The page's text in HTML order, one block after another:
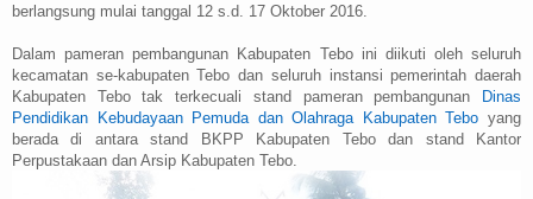
berlangsung mulai tanggal 12 s.d. 17 Oktober 2016.
Dalam pameran pembangunan Kabupaten Tebo ini diikuti oleh seluruh
kecamatan se-kabupaten Tebo dan seluruh instansi pemerintah daerah
Kabupaten Tebo tak terkecuali stand pameran pembangunan Dinas
Pendidikan Kebudayaan Pemuda dan Olahraga Kabupaten Tebo yang
berada di antara stand BKPP Kabupaten Tebo dan stand Kantor
Perpustakaan dan Arsip Kabupaten Tebo.